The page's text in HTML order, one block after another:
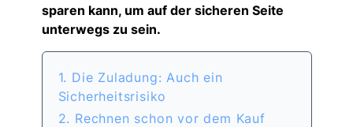
sparen kann, um auf der sicheren Seite
unterwegs zu sein.
1. Die Zuladung: Auch ein
Sicherheitsrisiko
2. Rechnen schon vor dem Kauf